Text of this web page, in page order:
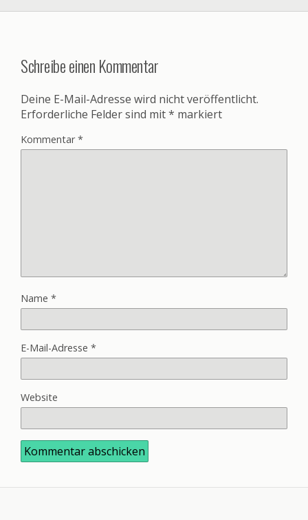
Schreibe einen Kommentar
Deine E-Mail-Adresse wird nicht veröffentlicht.
Erforderliche Felder sind mit* markiert
Kommentar*
Name *
E-Mail-Adresse *
Website